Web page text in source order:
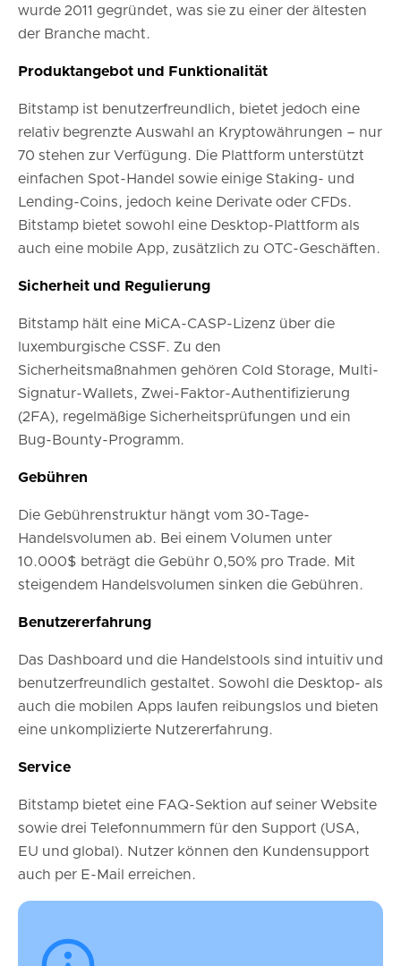
wurde 2011 gegründet, was sie zu einer der ältesten
der Branche macht.
Produktangebot und Funktionalität
Bitstamp ist benutzerfreundlich, bietet jedoch eine
relativ begrenzte Auswahl an Kryptowährungen – nur
70 stehen zur Verfügung. Die Plattform unterstützt
einfachen Spot-Handel sowie einige Staking- und
Lending-Coins, jedoch keine Derivate oder CFDs.
Bitstamp bietet sowohl eine Desktop-Plattform als
auch eine mobile App, zusätzlich zu OTC-Geschäften.
Sicherheit und Regulierung
Bitstamp hält eine MiCA-CASP-Lizenz über die
luxemburgische CSSF. Zu den
Sicherheitsmaßnahmen gehören Cold Storage, Multi-
Signatur-Wallets, Zwei-Faktor-Authentifizierung
(2FA), regelmäßige Sicherheitsprüfungen und ein
Bug-Bounty-Programm.
Gebühren
Die Gebührenstruktur hängt vom 30-Tage-
Handelsvolumen ab. Bei einem Volumen unter
10.000$ beträgt die Gebühr 0,50% pro Trade. Mit
steigendem Handelsvolumen sinken die Gebühren.
Benutzererfahrung
Das Dashboard und die Handelstools sind intuitiv und
benutzerfreundlich gestaltet. Sowohl die Desktop- als
auch die mobilen Apps laufen reibungslos und bieten
eine unkomplizierte Nutzererfahrung.
Service
Bitstamp bietet eine FAQ-Sektion auf seiner Website
sowie drei Telefonnummern für den Support (USA,
EU und global). Nutzer können den Kundensupport
auch per E-Mail erreichen.